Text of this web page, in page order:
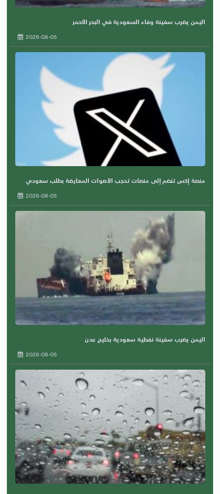
اليمن يضرب سفينة وفاء السعودية في البحر الأحمر
2026-08-05
منصة إكس تنضم إلى منصات تحجب الأصوات المعارضة بطلب سعودي
2026-08-05
اليمن يضرب سفينة نفطية سعودية بخليج عدن
2026-08-05